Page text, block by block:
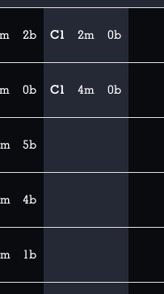
2b C1 2m 0b
0b C1 4m 0b
5b
4b
1b